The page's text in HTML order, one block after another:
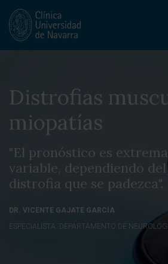
Distrofias
miopatías
"El pronóstico es
variable, dependiendo
distrofia que se padezca".
DR. VICENTE GAJATE GARCÍA
ESPECIALISTA. DEPARTAMENTO DE